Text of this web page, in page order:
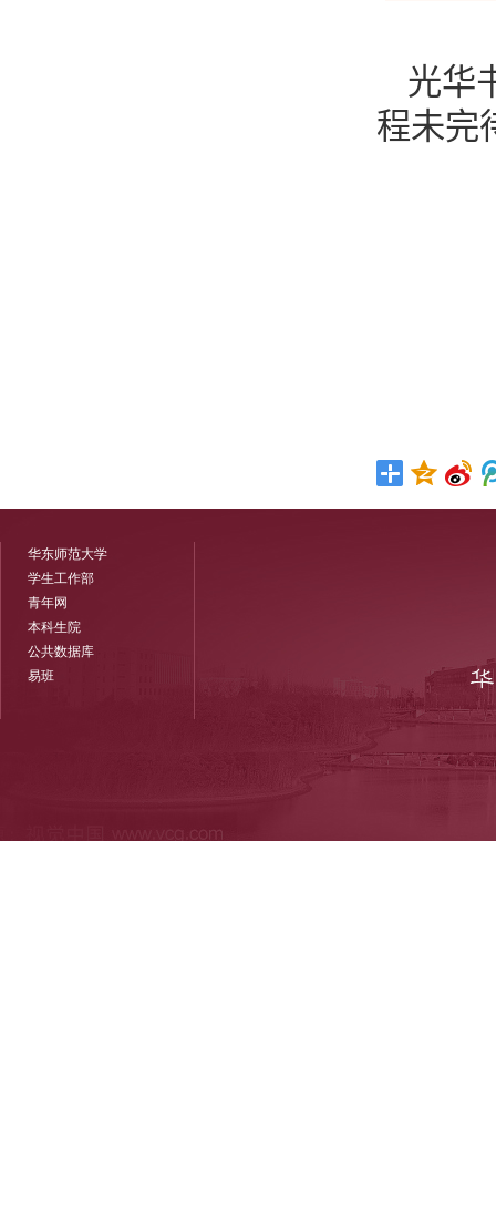
光华
程未完
华东师范大学
学生工作部
青年网
本科生院
公共数据库
易班